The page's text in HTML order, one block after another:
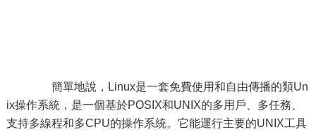
簡單地說，Linux是一套免費使用和自由傳播的類Un
ix操作系統，是一個基於POSIX和UNIX的多用戶、多任務、
支持多線程和多CPU的操作系統。它能運行主要的UNIX工具